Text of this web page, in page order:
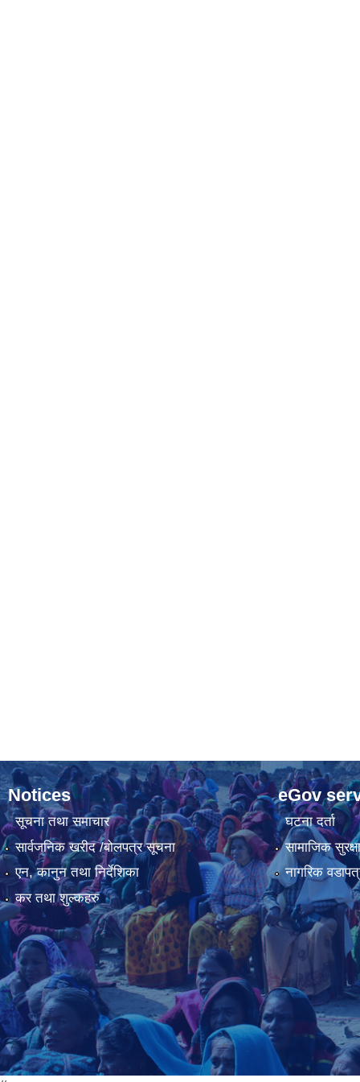
Notices
सूचना तथा समाचार
सार्वजनिक खरीद /बोलपत्र सूचना
एन, कानुन तथा निर्देशिका
कर तथा शुल्कहरु
eGov
घटना दर्ता
सामाजिक सुरक्षा
नागरिक